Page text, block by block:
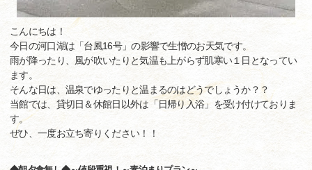
こんにちは！
今日の河口湖は「台風16号」の影響で生憎のお天気です。
雨が降ったり、風が吹いたりと気温も上がらず肌寒い１日となってい
ます。
そんな日は、温泉でゆったりと温まるのはどうでしょうか？？
当館では、貸切日＆休館日以外は「日帰り入浴」を受け付けておりま
す。
ぜひ、一度お立ち寄りください！！